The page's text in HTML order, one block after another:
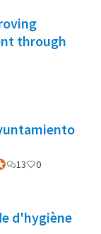
through
officiel
13 0
d'hygiène